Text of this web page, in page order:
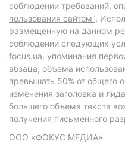
соблюдении требований,
пользования сайтом".
размещенную на данном
соблюдении следующих
focus.ua, упоминания
абзаца, объема
превышать 50% от общего
изменения заголовка и
большего объема текста
получения письменного
ООО «ФОКУС МЕДИА»